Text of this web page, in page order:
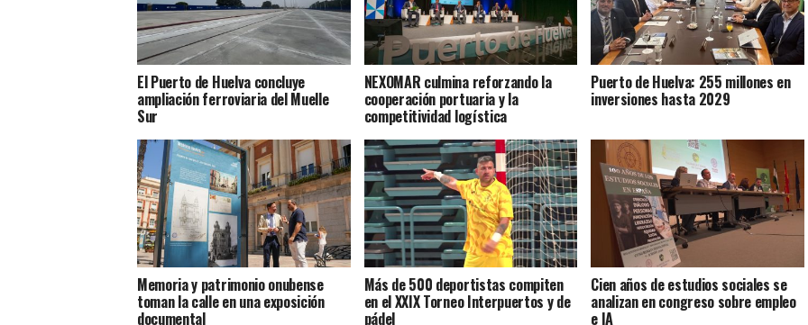
El Puerto de Huelva concluye
ampliación ferroviaria del Muelle
Sur
NEXOMAR culmina reforzando la
cooperación portuaria y la
competitividad logística
Puerto de Huelva: 255 millones en
inversiones hasta 2029
Memoria y patrimonio onubense
toman la calle en una exposición
documental
Más de 500 deportistas compiten
en el XXIX Torneo Interpuertos y de
pádel
Cien años de estudios sociales se
analizan en congreso sobre empleo
e IA